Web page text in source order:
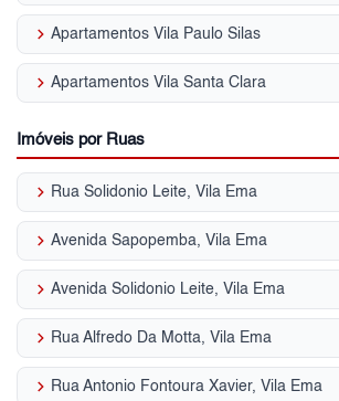
keyboard_arrow_right Apartamentos Vila Paulo Silas
keyboard_arrow_right Apartamentos Vila Santa Clara
Imóveis por Ruas
keyboard_arrow_right Rua Solidonio Leite, Vila Ema
keyboard_arrow_right Avenida Sapopemba, Vila Ema
keyboard_arrow_right Avenida Solidonio Leite, Vila Ema
keyboard_arrow_right Rua Alfredo Da Motta, Vila Ema
keyboard_arrow_right Rua Antonio Fontoura Xavier, Vila Ema